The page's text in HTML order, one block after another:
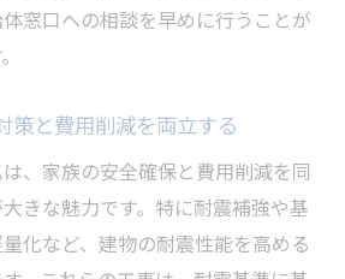
窓口への相談を早めに行うことが
策と費用削減を両立する
、家族の安全確保と費用削減を同
きな魅力です。特に耐震補強や基
化など、建物の耐震性能を高める